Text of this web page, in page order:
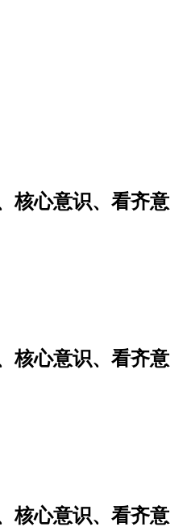
核心意识、看齐意
核心意识、看齐意
核心意识、看齐意